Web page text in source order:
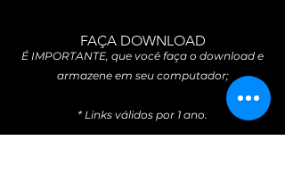
FAÇA DOWNLOAD
É IMPORTANTE, que você faça o download e
armazene em seu computador;
* Links válidos por 1 ano.